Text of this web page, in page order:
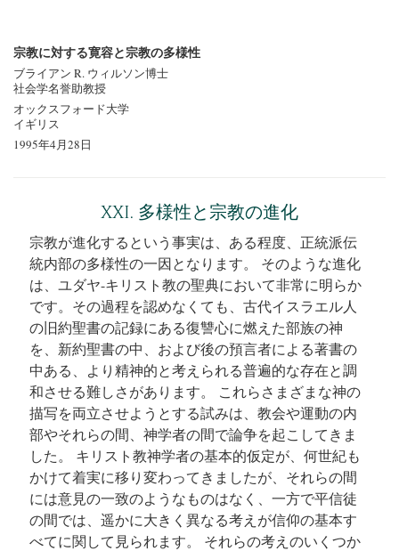
宗教に対する寛容と宗教の多様性
ブライアン R. ウィルソン博士
社会学名誉助教授
オックスフォード大学
イギリス
1995年4月28日
XXI. 多様性と宗教の進化
宗教が進化するという事実は、ある程度、正統派伝
統内部の多様性の一因となります。 そのような進化
は、ユダヤ-キリスト教の聖典において非常に明らか
です。その過程を認めなくても、古代イスラエル人
の旧約聖書の記録にある復讐心に燃えた部族の神
を、新約聖書の中、および後の預言者による著書の
中ある、より精神的と考えられる普遍的な存在と調
和させる難しさがあります。 これらさまざまな神の
描写を両立させようとする試みは、教会や運動の内
部やそれらの間、神学者の間で論争を起こしてきま
した。 キリスト教神学者の基本的仮定が、何世紀も
かけて着実に移り変わってきましたが、それらの間
には意見の一致のようなものはなく、一方で平信徒
の間では、遥かに大きく異なる考えが信仰の基本す
べてに関して見られます。 それらの考えのいくつか